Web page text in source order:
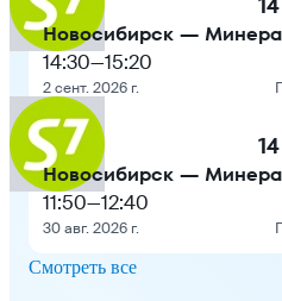
14:30—15:20
2 сент. 2026 г.
11:50—12:40
30 авг. 2026 г.
Смотреть все